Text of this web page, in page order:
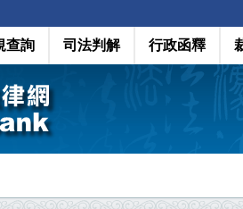
查詢 司法判解 行政函釋